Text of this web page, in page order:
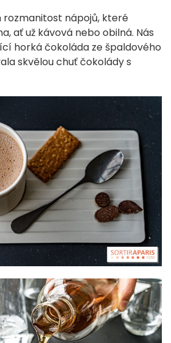
rozmanitost nápojů, které
ať už kávová nebo obilná. Nás
horká čokoláda ze špaldového
skvělou chuť čokolády s